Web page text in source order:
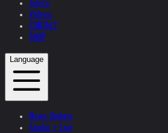
Topics
Videos
CONTACT
SHOP
Language
News Update
Studio + Live